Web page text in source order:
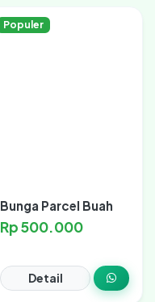
Populer
Bunga Parcel Buah
Rp 500.000
Detail